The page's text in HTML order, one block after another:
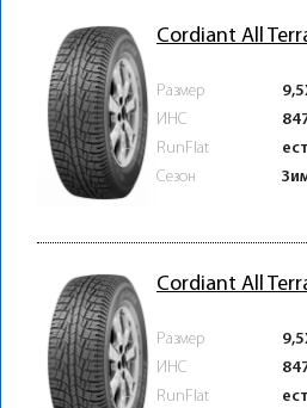
Cordiant All
Размер
ИНС
RunFlat
Сезон
Cordiant All
Размер
ИНС
RunFlat